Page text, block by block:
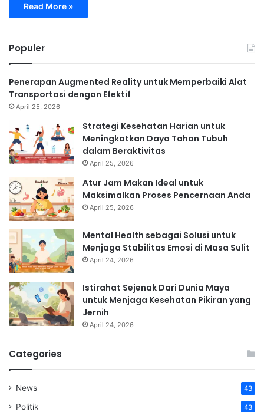
Read More »
Populer
Penerapan Augmented Reality untuk Memperbaiki Alat
Transportasi dengan Efektif
April 25, 2026
Strategi Kesehatan Harian untuk
Meningkatkan Daya Tahan Tubuh
dalam Beraktivitas
April 25, 2026
Atur Jam Makan Ideal untuk
Maksimalkan Proses Pencernaan Anda
April 25, 2026
Mental Health sebagai Solusi untuk
Menjaga Stabilitas Emosi di Masa Sulit
April 24, 2026
Istirahat Sejenak Dari Dunia Maya
untuk Menjaga Kesehatan Pikiran yang
Jernih
April 24, 2026
Categories
News 43
Politik 43